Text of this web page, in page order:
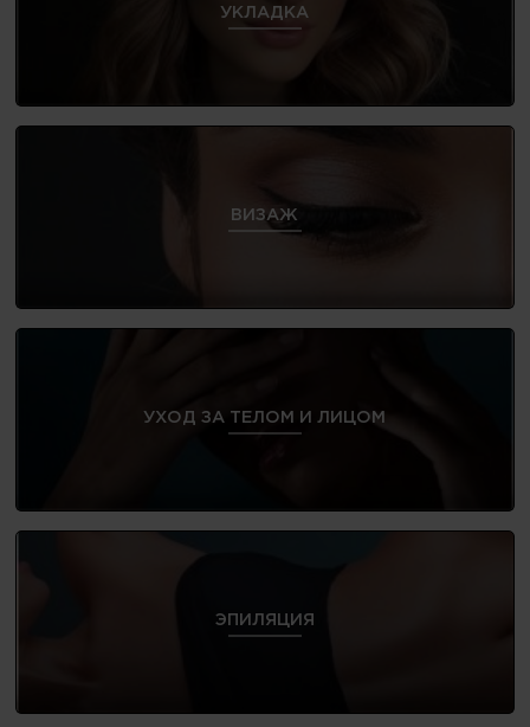
УКЛАДКА
ВИЗАЖ
УХОД ЗА ТЕЛОМ И ЛИЦОМ
ЭПИЛЯЦИЯ